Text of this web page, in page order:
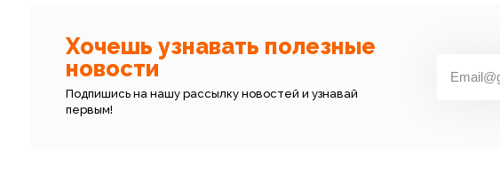
Хочешь узнавать полезные
новости
Подпишись на нашу рассылку новостей и узнавай
первым!